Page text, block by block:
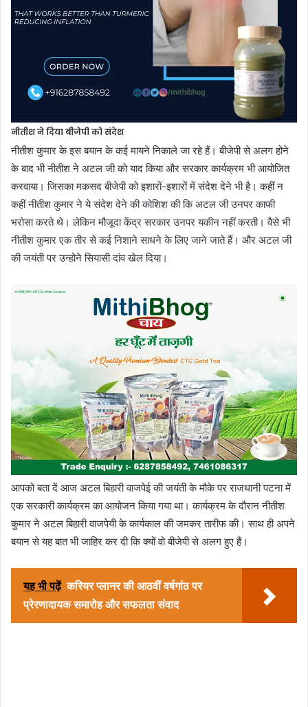
नीतीश ने दिया बीजेपी को संदेश
नीतीश कुमार के इस बयान के कई मायने निकाले जा रहे हैं। बीजेपी से अलग होने
के बाद भी नीतीश ने अटल जी को याद किया और सरकार कार्यक्रम भी आयोजित
करवाया। जिसका मकसद बीजेपी को इशारों-इशारों में संदेश देने भी है। कहीं न
कहीं नीतीश कुमार ने ये संदेश देने की कोशिश की कि अटल जी उनपर काफी
भरोसा करते थे। लेकिन मौजूदा केंद्र सरकार उनपर यकीन नहीं करती। वैसे भी
नीतीश कुमार एक तीर से कई निशाने साधने के लिए जाने जाते हैं। और अटल जी
की जयंती पर उन्होने सियासी दांव खेल दिया।
आपको बता दें आज अटल बिहारी वाजपेई की जयंती के मौके पर राजधानी पटना में
एक सरकारी कार्यक्रम का आयोजन किया गया था। कार्यक्रम के दौरान नीतीश
कुमार ने अटल बिहारी वाजपेयी के कार्यकाल की जमकर तारीफ की। साथ ही अपने
बयान से यह बात भी जाहिर कर दी कि क्यों वो बीजेपी से अलग हुए हैं।
यह भी पढ़ें करियर प्लानर की आठवीं वर्षगांठ पर
प्रेरणादायक समारोह और सफलता संवाद